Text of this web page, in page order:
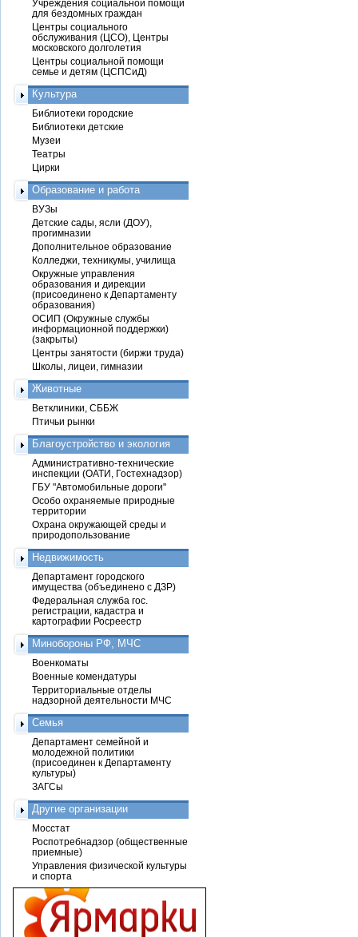
Учреждения социальной помощи
для бездомных граждан
Центры социального
обслуживания (ЦСО), Центры
московского долголетия
Центры социальной помощи
семье и детям (ЦСПСиД)
Культура
Библиотеки городские
Библиотеки детские
Музеи
Театры
Цирки
Образование и работа
ВУЗы
Детские сады, ясли (ДОУ),
прогимназии
Дополнительное образование
Колледжи, техникумы, училища
Окружные управления
образования и дирекции
(присоединено к Департаменту
образования)
ОСИП (Окружные службы
информационной поддержки)
(закрыты)
Центры занятости (биржи труда)
Школы, лицеи, гимназии
Животные
Ветклиники, СББЖ
Птичьи рынки
Благоустройство и экология
Административно-технические
инспекции (ОАТИ, Гостехнадзор)
ГБУ "Автомобильные дороги"
Особо охраняемые природные
территории
Охрана окружающей среды и
природопользование
Недвижимость
Департамент городского
имущества (объединено с ДЗР)
Федеральная служба гос.
регистрации, кадастра и
картографии Росреестр
Минобороны РФ, МЧС
Военкоматы
Военные комендатуры
Территориальные отделы
надзорной деятельности МЧС
Семья
Департамент семейной и
молодежной политики
(присоединен к Департаменту
культуры)
ЗАГСы
Другие организации
Мосстат
Роспотребнадзор (общественные
приемные)
Управления физической культуры
и спорта